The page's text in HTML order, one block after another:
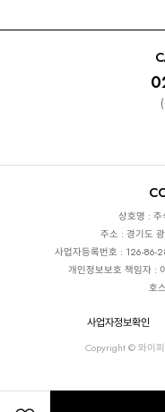
상호명 : 주
주소 : 경기도
사업자등록번호 : 126-86-
개인정보보호 책임자 :
호
사업자정보확인
Copyright © 와이